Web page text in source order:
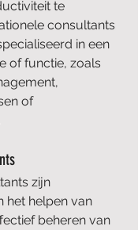
te
consultants
in een
of functie, zoals
of
zijn
het helpen van
beheren van